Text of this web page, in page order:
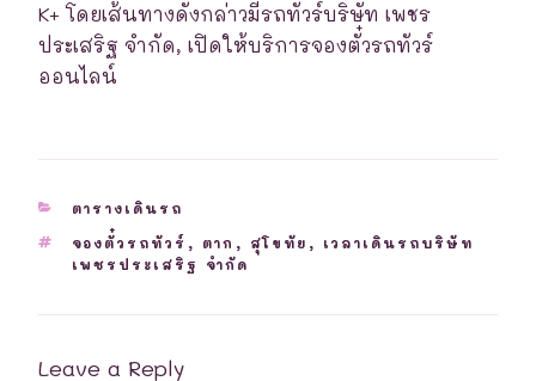
K+ โดยเส้นทางดังกล่าวมีรถทัวร์บริษัท เพชร
ประเสริฐ จำกัด, เปิดให้บริการจองตั๋วรถทัวร์
ออนไลน์
CATEGORIES
ตารางเดินรถ
TAGS
จองตั๋วรถทัวร์ , ตาก , สุโขทัย , เวลาเดินรถบริษัท
เพชรประเสริฐ จำกัด
Leave a Reply